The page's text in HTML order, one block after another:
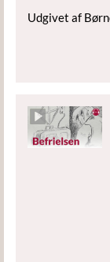
Udgivet af